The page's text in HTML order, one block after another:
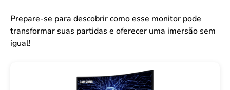
Prepare-se para descobrir como esse monitor pode
transformar suas partidas e oferecer uma imersão sem
igual!